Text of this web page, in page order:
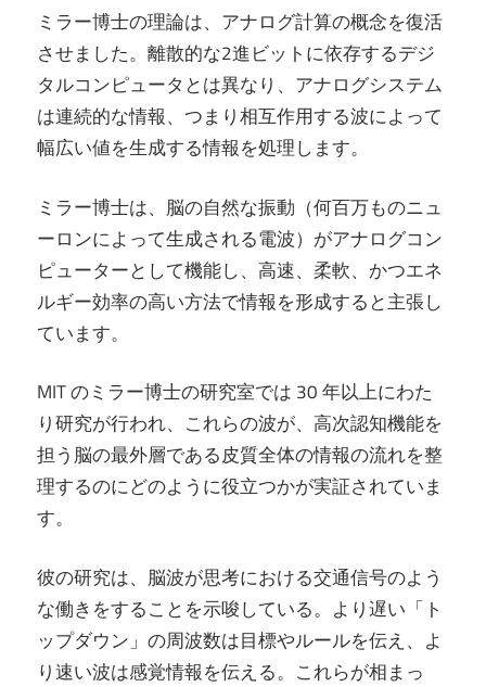
ミラー博士の理論は、アナログ計算の概念を復活
させました。離散的な2進ビットに依存するデジ
タルコンピュータとは異なり、アナログシステム
は連続的な情報、つまり相互作用する波によって
幅広い値を生成する情報を処理します。
ミラー博士は、脳の自然な振動（何百万ものニュ
ーロンによって生成される電波）がアナログコン
ピューターとして機能し、高速、柔軟、かつエネ
ルギー効率の高い方法で情報を形成すると主張し
ています。
MIT のミラー博士の研究室では 30 年以上にわた
り研究が行われ、これらの波が、高次認知機能を
担う脳の最外層である皮質全体の情報の流れを整
理するのにどのように役立つかが実証されていま
す。
彼の研究は、脳波が思考における交通信号のよう
な働きをすることを示唆している。より遅い「ト
ップダウン」の周波数は目標やルールを伝え、よ
り速い波は感覚情報を伝える。これらが相まっ